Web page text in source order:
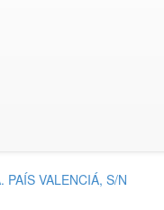
PAÍS VALENCIÁ, S/N